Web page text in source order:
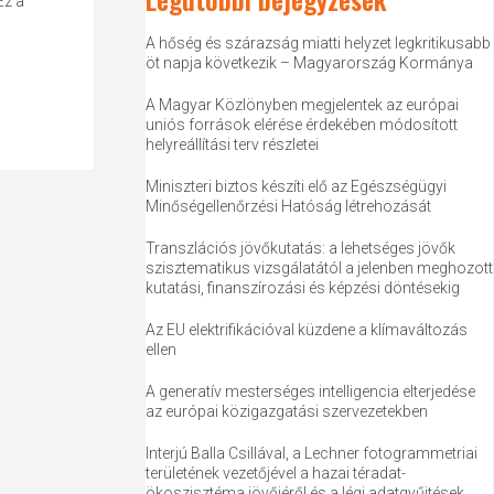
A hőség és szárazság miatti helyzet legkritikusabb
öt napja következik – Magyarország Kormánya
A Magyar Közlönyben megjelentek az európai
uniós források elérése érdekében módosított
helyreállítási terv részletei
Miniszteri biztos készíti elő az Egészségügyi
Minőségellenőrzési Hatóság létrehozását
Transzlációs jövőkutatás: a lehetséges jövők
szisztematikus vizsgálatától a jelenben meghozott
kutatási, finanszírozási és képzési döntésekig
Az EU elektrifikációval küzdene a klímaváltozás
ellen
A generatív mesterséges intelligencia elterjedése
az európai közigazgatási szervezetekben
Interjú Balla Csillával, a Lechner fotogrammetriai
területének vezetőjével a hazai téradat-